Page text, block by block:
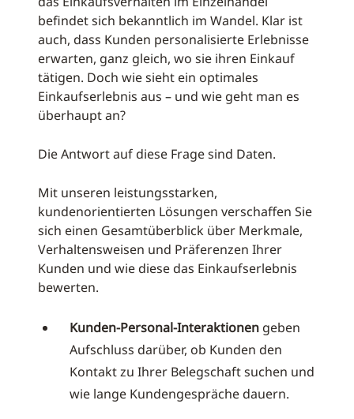
befindet sich bekanntlich im Wandel. Klar ist
auch, dass Kunden personalisierte Erlebnisse
erwarten, ganz gleich, wo sie ihren Einkauf
tätigen. Doch wie sieht ein optimales
Einkaufserlebnis aus – und wie geht man es
überhaupt an?
Die Antwort auf diese Frage sind Daten.
Mit unseren leistungsstarken,
kundenorientierten Lösungen verschaffen Sie
sich einen Gesamtüberblick über Merkmale,
Verhaltensweisen und Präferenzen Ihrer
Kunden und wie diese das Einkaufserlebnis
bewerten.
Kunden-Personal-Interaktionen geben
Aufschluss darüber, ob Kunden den
Kontakt zu Ihrer Belegschaft suchen und
wie lange Kundengespräche dauern.